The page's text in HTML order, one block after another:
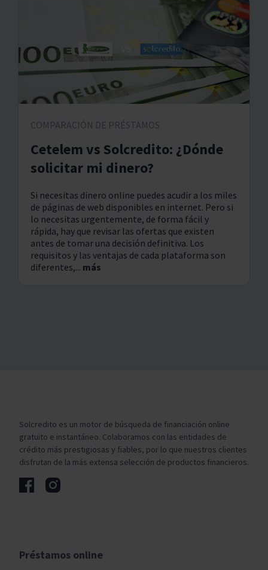
COMPARACIÓN DE PRÉSTAMOS
Cetelem vs Solcredito: ¿Dónde
solicitar mi dinero?
Si necesitas dinero online puedes acudir a los miles
de páginas de web disponibles en internet. Pero si
lo necesitas urgentemente, de forma fácil y
rápida, hay que revisar las ofertas que existen
antes de tomar una decisión definitiva. Los
requisitos y las ventajas de cada plataforma son
diferentes,... más
Solcredito es un motor de búsqueda de financiación online
gratuito e instantáneo. Colaboramos con las entidades de
crédito más prestigiosas y fiables, por lo que nuestros clientes
disfrutan de la más extensa selección de productos financieros.
Préstamos online